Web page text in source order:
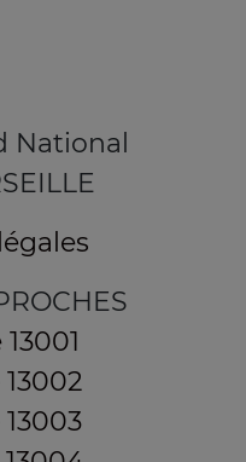
National